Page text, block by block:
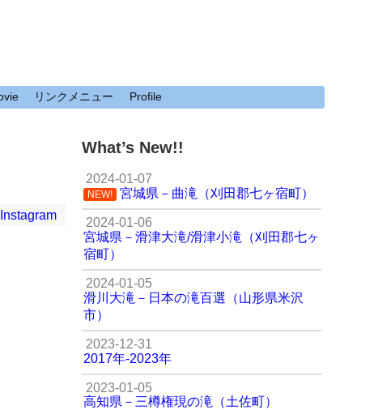
リンクメニュー Profile
Instagram
What’s New!!
2024-01-07
NEW! 宮城県－曲滝（刈田郡七ヶ宿町）
2024-01-06
宮城県－滑津大滝/滑津小滝（刈田郡七ヶ
宿町）
2024-01-05
滑川大滝－日本の滝百選（山形県米沢
市）
2023-12-31
2017年-2023年
2023-01-05
高知県－三樽権現の滝（土佐町）